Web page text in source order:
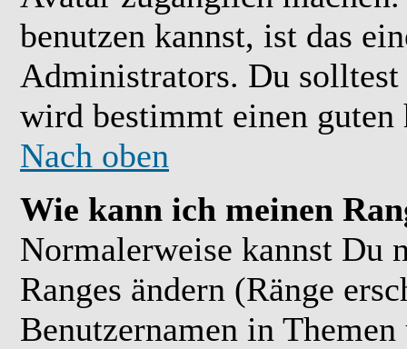
benutzen kannst, ist das
Administrators. Du
wird bestimmt einen guten
Nach oben
Wie kann ich meinen
Normalerweise kannst Du
Ranges ändern (Ränge
Benutzernamen in